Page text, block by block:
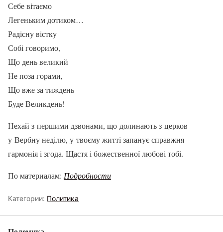
Себе вітаємо
Легеньким дотиком…
Радісну вістку
Собі говоримо,
Що день великий
Не поза горами,
Що вже за тиждень
Буде Великдень!
Нехай з першими дзвонами, що долинають з церков
у Вербну неділю, у твоєму житті запанує справжня
гармонія і згода. Щастя і божественної любові тобі.
По материалам: Подробности
Категории: Политика